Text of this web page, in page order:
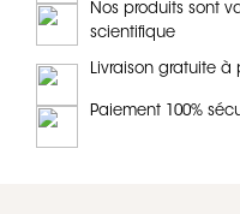
Nos produits sont
scientifique
Livraison gratuite à
Paiement 100%